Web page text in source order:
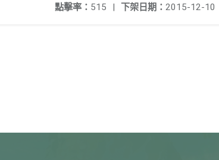
下架日期： 2015-12-10
點擊率： 515 |